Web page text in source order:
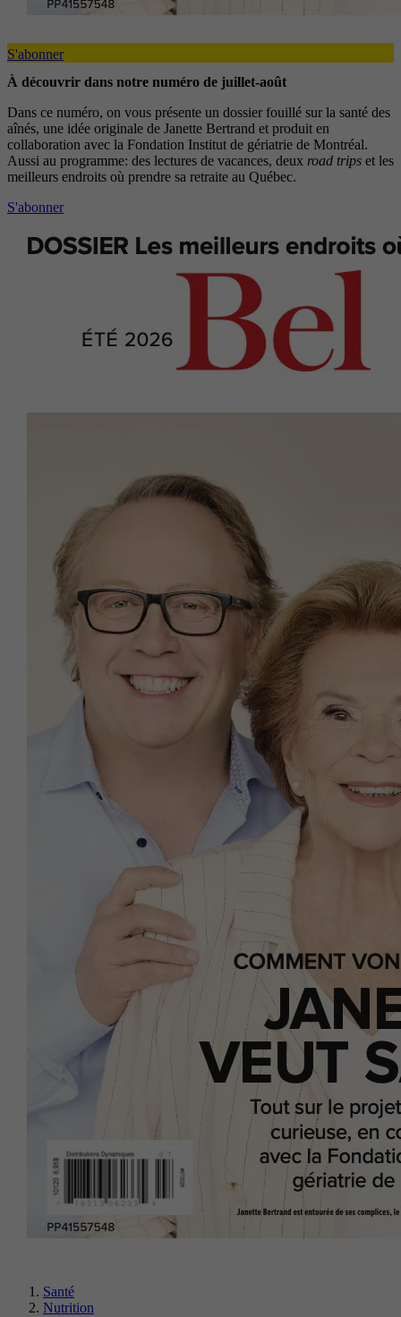
S'abonner
À découvrir dans notre numéro de juillet-août
Dans ce numéro, on vous présente un dossier fouillé sur la santé des
aînés, une idée originale de Janette Bertrand et produit en
collaboration avec la Fondation Institut de gériatrie de Montréal.
Aussi au programme: des lectures de vacances, deux road trips et les
meilleurs endroits où prendre sa retraite au Québec.
S'abonner
Santé
Nutrition